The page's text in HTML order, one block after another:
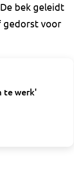
bek geleidt
gedorst voor
te werk'